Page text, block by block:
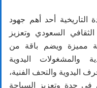
التاريخية أحد أهم جهود
الثقافي السعودي وتعزيز
مميزة ويضم باقة من
والمشغولات اليدوية
اليدوية والتحف الفنية،
في جدة وتعزيز السياحة